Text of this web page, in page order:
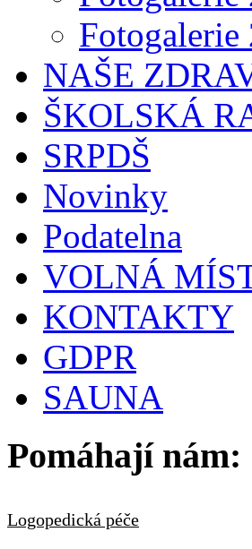
Fotogalerie
NAŠE
ŠKOLSKÁ
SRPDŠ
Novinky
Podatelna
VOLNÁ
KONTAKTY
GDPR
SAUNA
Pomáhají nám:
Logopedická péče